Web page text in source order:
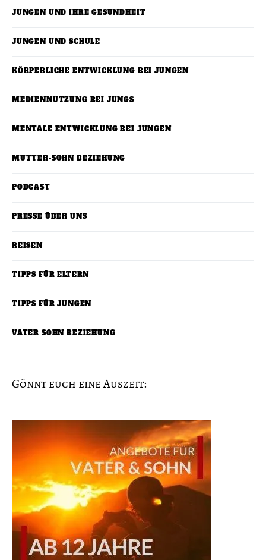
JUNGEN UND IHRE GESUNDHEIT
JUNGEN UND SCHULE
KÖRPERLICHE ENTWICKLUNG BEI JUNGEN
MEDIENNUTZUNG BEI JUNGS
MENTALE ENTWICKLUNG BEI JUNGEN
MUTTER-SOHN BEZIEHUNG
PODCAST
PRESSE ÜBER UNS
REISEN
TIPPS FÜR ELTERN
TIPPS FÜR JUNGEN
VATER SOHN BEZIEHUNG
Gönnt euch eine Auszeit: